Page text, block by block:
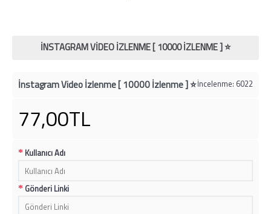
İNSTAGRAM VIDEO İZLENME [ 10000 İZLENME ] ⭐
İncelenme: 6022
İnstagram Video İzlenme [ 10000 İzlenme ] ⭐
77,00TL
Kullanıcı Adı
Gönderi Linki